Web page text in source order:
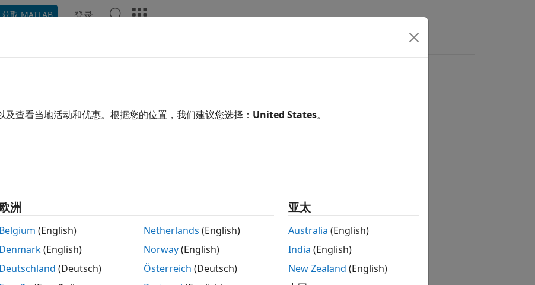
获取 MATLAB 登录
查看当地活动和优惠。根据您的位置，我们建议您选择： United States。
欧洲
Belgium (English)
Denmark(English)
Deutschland (Deutsch)
Netherlands (English)
Norway(English)
Österreich (Deutsch)
亚太
Australia (English)
India (English)
New Zealand (English)